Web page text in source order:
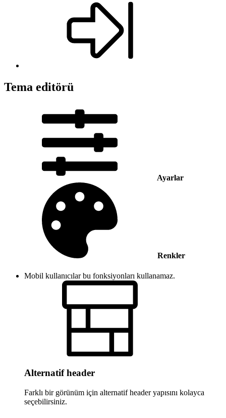
Tema editörü
Ayarlar
Renkler
Mobil kullanıcılar bu fonksiyonları kullanamaz.
Alternatif header
Farklı bir görünüm için alternatif header yapısını kolayca
seçebilirsiniz.